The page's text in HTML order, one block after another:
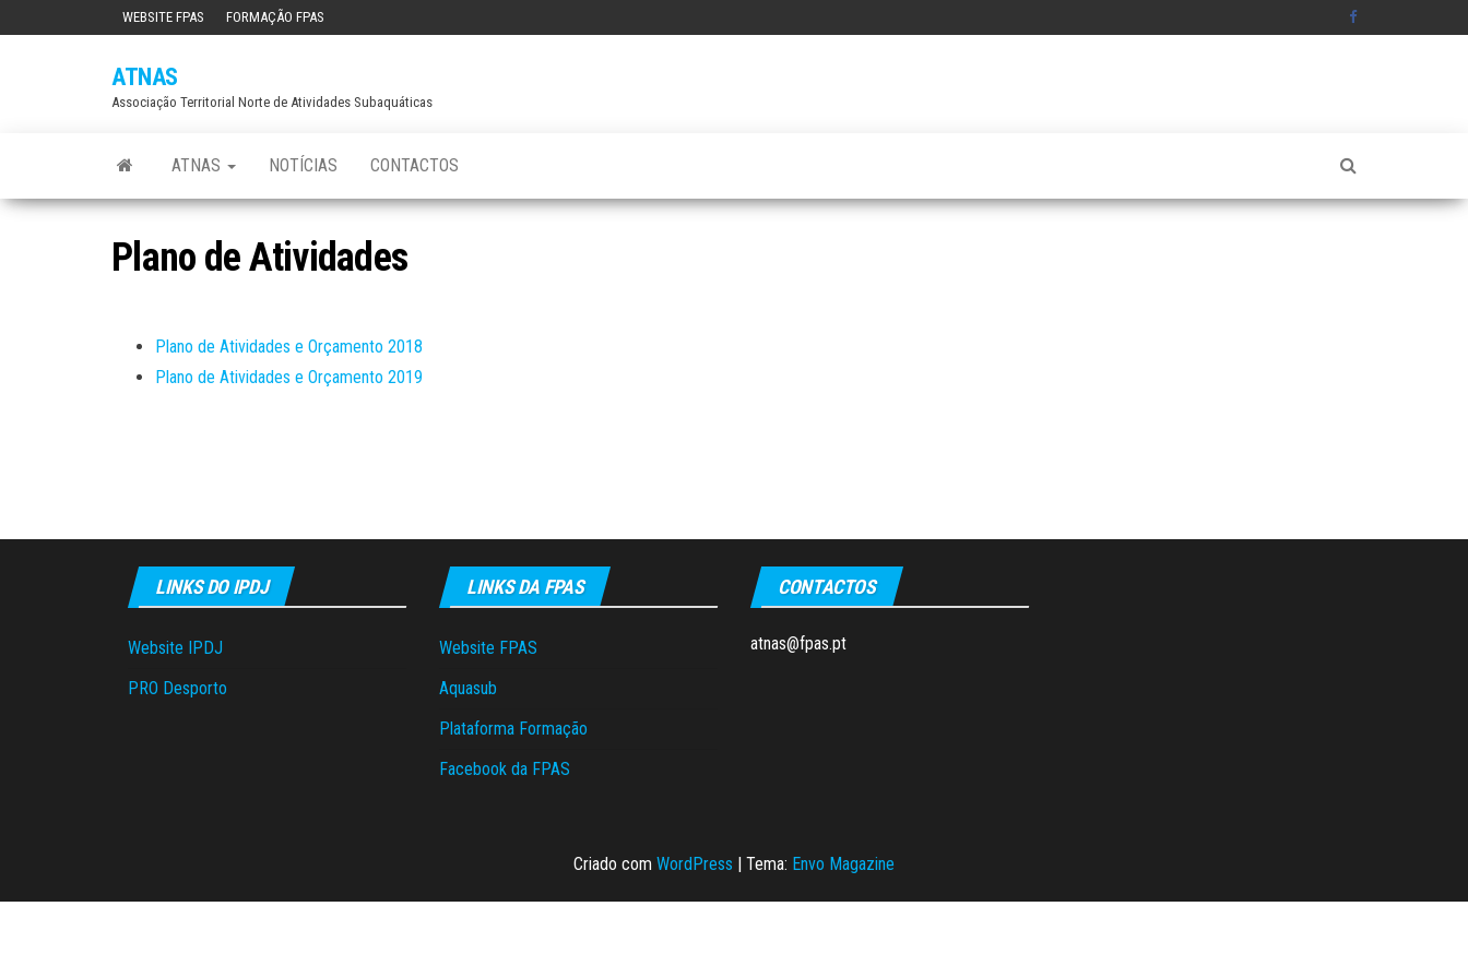
WEBSITE FPAS FORMAÇÃO FPAS
ATNAS
Associação Territorial Norte de Atividades Subaquáticas
ATNAS NOTÍCIAS CONTACTOS
Plano de Atividades
Plano de Atividades e Orçamento 2018
Plano de Atividades e Orçamento 2019
LINKS DO IPDJ
Website IPDJ
PRO Desporto
LINKS DA FPAS
Website FPAS
Aquasub
Plataforma Formação
Facebook da FPAS
CONTACTOS
atnas@fpas.pt
Criado com WordPress | Tema: Envo Magazine